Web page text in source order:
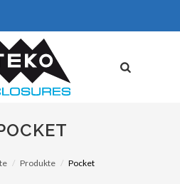
Produkte Pocket